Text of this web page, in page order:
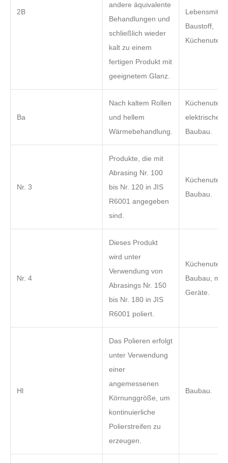
2B
andere äquivalente
Behandlungen und
schließlich wieder
kalt zu einem
fertigen Produkt mit
geeignetem Glanz.
Baustoff,
Ba
Nach kaltem Rollen
und hellem
Wärmebehandlung.
elektrische
Baubau.
Nr. 3
Produkte, die mit
Abrasing Nr. 100
bis Nr. 120 in JIS
R6001 angegeben
sind.
Baubau.
Nr. 4
Dieses Produkt
wird unter
Verwendung von
Abrasings Nr. 150
bis Nr. 180 in JIS
R6001 poliert.
Baubau,
Geräte.
Hl
Das Polieren erfolgt
unter Verwendung
einer
angemessenen
Körnunggröße, um
kontinuierliche
Polierstreifen zu
erzeugen.
Baubau.